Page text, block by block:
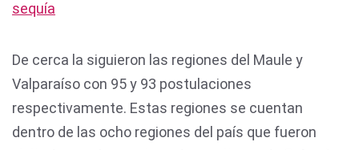
sequía
De cerca la siguieron las regiones del Maule y
Valparaíso con 95 y 93 postulaciones
respectivamente. Estas regiones se cuentan
dentro de las ocho regiones del país que fueron